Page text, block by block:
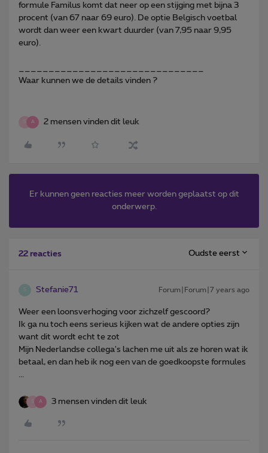
formule Familus komt dat neer op een stijging met bijna 3
procent (van 67 naar 69 euro). De optie Belgisch voetbal
wordt dan weer een kwart duurder (van 7,95 naar 9,95
euro).
Waar kunnen we de details vinden ?
A 2 mensen vinden dit leuk
Er kunnen geen reacties meer worden geplaatst op dit
onderwerp.
22 reacties Oudste eerst
S Stefanie71 Forum|Forum|7 years ago
Weer een loonsverhoging voor zichzelf gescoord?
Ik ga nu toch eens serieus kijken wat de andere opties zijn
want dit wordt echt te zot
Mijn Nederlandse collega's lachen me uit als ze horen wat ik
betaal, en dan heb ik nog een van de goedkoopste formules
A 3 mensen vinden dit leuk